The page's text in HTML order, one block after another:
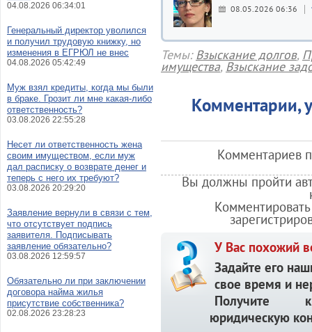
08.05.2026 06:36
Темы:Взыскание долгов,
имущества, Взыскание
Комментарии,
Комментариев
Вы должны пройти
У Вас похожий
Задайте его
свое время и
Получите
юридическую
04.08.2026 06:34:01
Генеральный директор уволился
и получил трудовую книжку, но
изменения в ЕГРЮЛ не внес
04.08.2026 05:42:49
Муж взял кредиты, когда мы были
в браке. Грозит ли мне какая-либо
ответственность?
03.08.2026 22:55:28
Несет ли ответственность жена
своим имуществом, если муж
дал расписку о возврате денег и
теперь с него их требуют?
03.08.2026 20:29:20
Заявление вернули в связи с тем,
что отсутствует подпись
заявителя. Подписывать
заявление обязательно?
03.08.2026 12:59:57
Обязательно ли при заключении
договора найма жилья
присутствие собственника?
02.08.2026 23:28:23